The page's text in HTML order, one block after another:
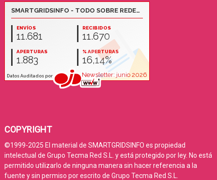
COPYRIGHT
©1999-2025 El material de SMARTGRIDSINFO es propiedad
intelectual de Grupo Tecma Red S.L. y está protegido por ley. No está
permitido utilizarlo de ninguna manera sin hacer referencia a la
fuente y sin permiso por escrito de Grupo Tecma Red S.L.